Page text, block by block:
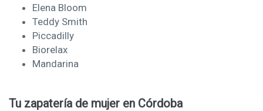
Elena Bloom
Teddy Smith
Piccadilly
Biorelax
Mandarina
Tu zapatería de mujer en Córdoba